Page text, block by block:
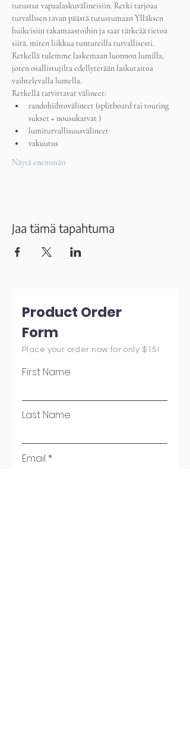
tutustut vapaalaskuvälineisiin. Retki tarjoaa
turvallisen tavan päästä tutustumaan Ylläksen
huikeisiin takamaastoihin ja saat tärkeää tietoa
siitä, miten liikkua tuntureilla turvallisesti.
Retkellä tulemme laskemaan luonnon lumilla,
joten osallistujilta edellytetään laskutaitoa
vaihtelevalla lumella.
Retkellä tarvittavat välineet:
randohiihtovälineet (splitboard tai touring
sukset + nousukarvat )
lumiturvallisuusvälineet
vakuutus
Näytä enemmän
Jaa tämä tapahtuma
Product Order
Form
Place your order now for only $15!
First Name
Last Name
Email